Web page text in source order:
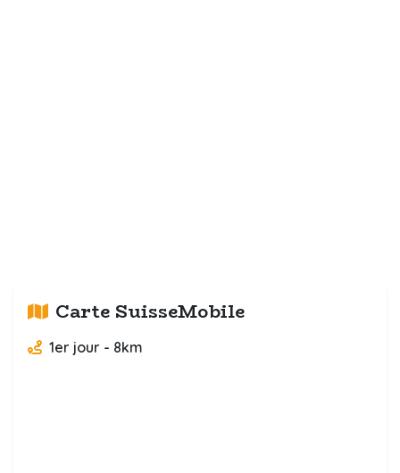
Carte SuisseMobile
1er jour - 8km